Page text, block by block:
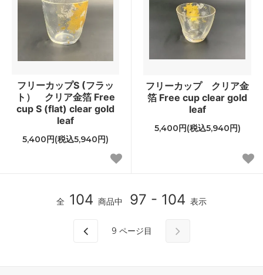
フリーカップS (フラッ
ト） クリア金箔 Free
cup S (flat) clear gold
leaf
5,400円(税込5,940円)
フリーカップ クリア金
箔 Free cup clear gold
leaf
5,400円(税込5,940円)
全 104 商品中 97 - 104 表示
9 ページ目